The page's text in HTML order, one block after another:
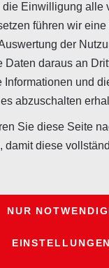
Reduktion des
verringern. Auf jeden
Heizperiode gut
Wohnräume geheizt
für Verbraucher
Einwilligung alle
führen wir eine
der
Daten daraus an
Informationen und
abzuschalten
Sie diese Seite
damit diese
NUR
EINSTELLUNGEN